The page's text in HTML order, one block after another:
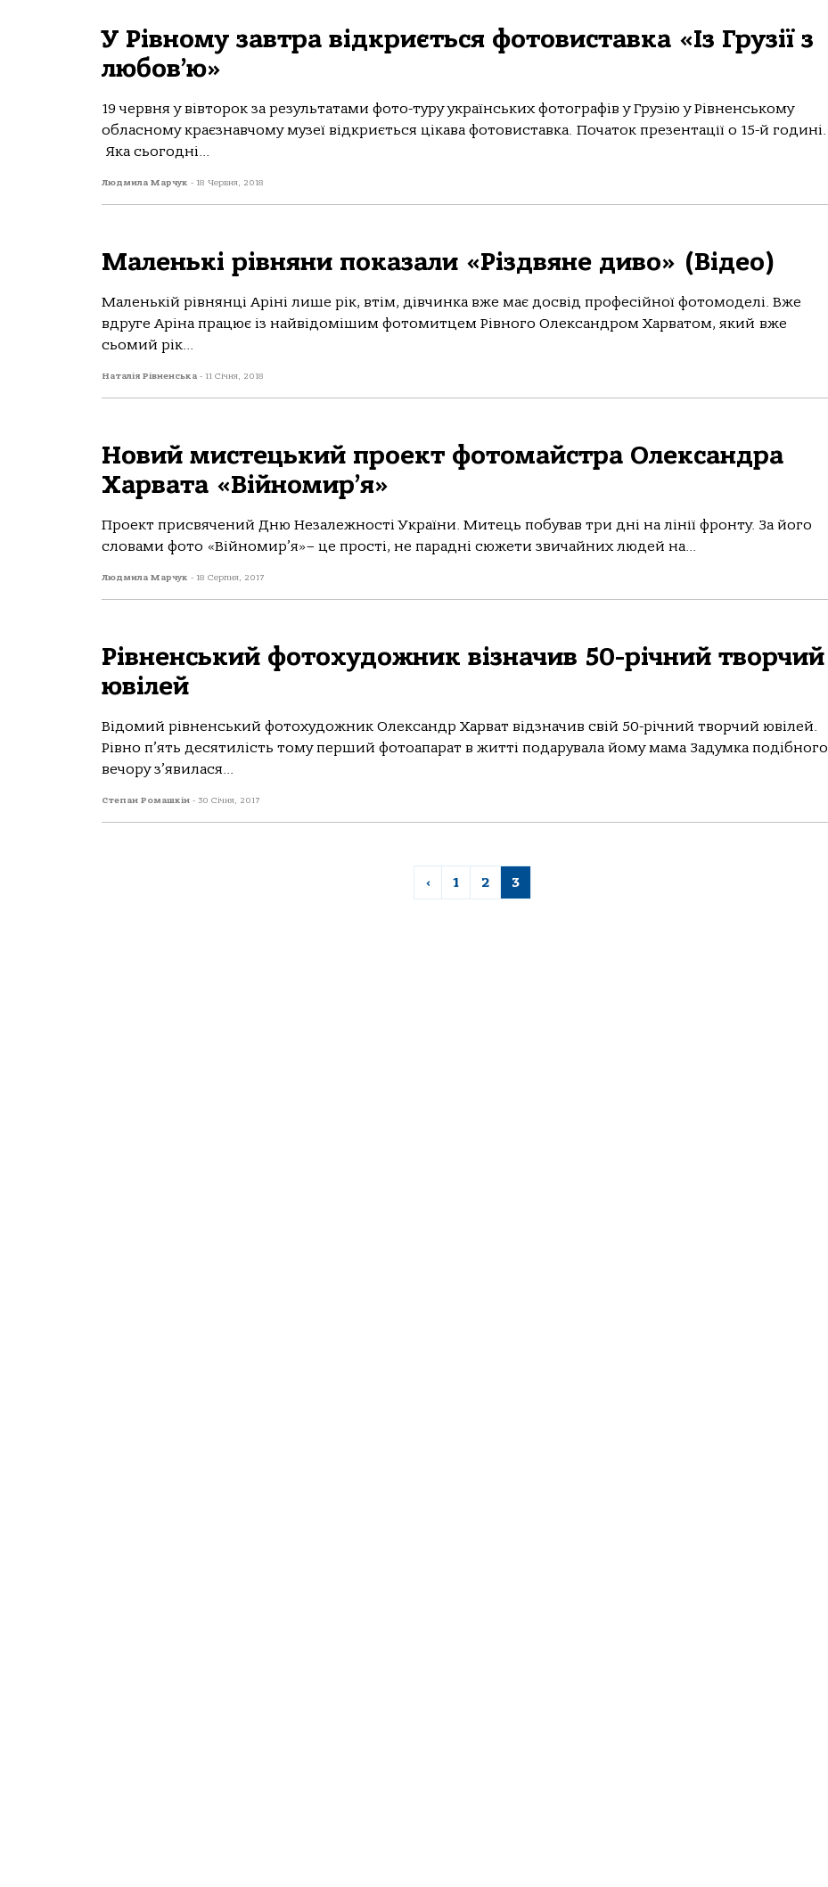
У Рівному завтра відкриється фотовиставка «Із Грузії з
любов’ю»
19 червня у вівторок за результатами фото-туру українських фотографів у Грузію у Рівненському
обласному краєзнавчому музеї відкриється цікава фотовиставка. Початок презентації о 15-й годині.
Яка сьогодні...
Людмила Марчук - 18 Червня, 2018
Маленькі рівняни показали «Різдвяне диво» (Відео)
Маленькій рівнянці Аріні лише рік, втім, дівчинка вже має досвід професійної фотомоделі. Вже
вдруге Аріна працює із найвідомішим фотомитцем Рівного Олександром Харватом, який вже
сьомий рік...
Наталія Рівненська - 11 Січня, 2018
Новий мистецький проект фотомайстра Олександра
Харвата «Війномир’я»
Проект присвячений Дню Незалежності України. Митець побував три дні на лінії фронту. За його
словами фото «Війномир’я»– це прості, не парадні сюжети звичайних людей на...
Людмила Марчук - 18 Серпня, 2017
Рівненський фотохудожник візначив 50-річний творчий
ювілей
Відомий рівненський фотохудожник Олександр Харват відзначив свій 50-річний творчий ювілей.
Рівно п’ять десятилість тому перший фотоапарат в житті подарувала йому мама Задумка подібного
вечору з’явилася...
Степан Ромашкін - 30 Січня, 2017
‹ 1 2 3